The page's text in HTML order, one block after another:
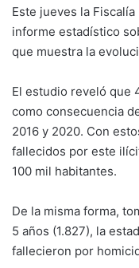
Este jueves la
informe estadístico
que muestra la
El estudio reveló que
como consecuencia
2016 y 2020. Con
fallecidos por este
100 mil habitantes.
De la misma forma,
5 años (1.827), la
fallecieron por